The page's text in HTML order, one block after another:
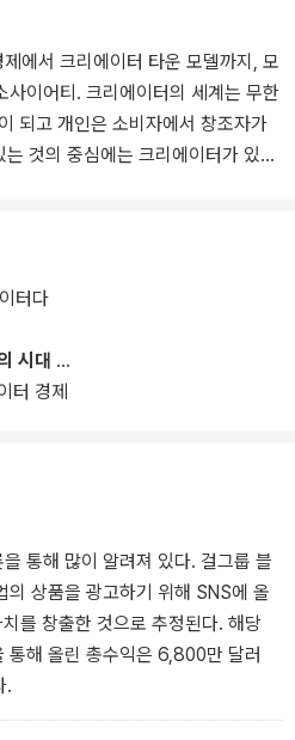
에서 크리에이터 타운 모델까지, 모
이어티. 크리에이터의 세계는 무한
되고 개인은 소비자에서 창조자가
것의 중심에는 크리에이터가 있다.
린 교수가 골목으로 대표되는 창조적
터다
시대
터 경제
통해 많이 알려져 있다. 걸그룹 블
의 상품을 광고하기 위해 SNS에 올
를 창출한 것으로 추정된다. 해당
통해 올린 총수익은 6,800만 달러
.